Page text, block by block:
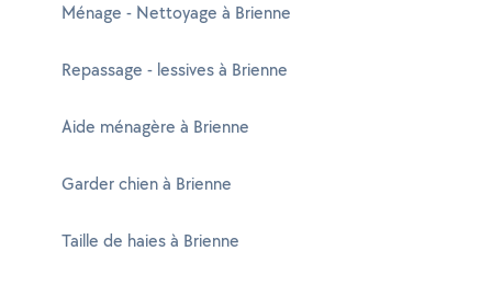
Ménage - Nettoyage à Brienne
Repassage - lessives à Brienne
Aide ménagère à Brienne
Garder chien à Brienne
Taille de haies à Brienne